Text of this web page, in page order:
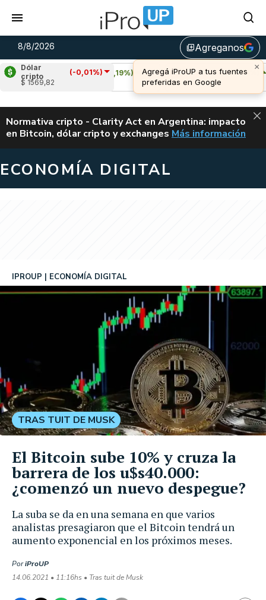
8/8/2026 library_addAgreganos
Dólar
cripto
(-0,01%)
$ 1569,82
Cardano (0,19%)
u$s 0,20
Avalanche
(1,98%)
u$s 6,53
ALERTA
Normativa cripto - Clarity Act en Argentina: impacto
en Bitcoin, dólar cripto y exchanges CLARITY ACT EN
Más información
ECONOMÍA DIGITAL
La suba se da en una semana en que varios
analistas presagiaron que el Bitcoin tendrá un
aumento exponencial en los próximos meses.
IPROUP ECONOMÍA DIGITAL
PoriProUP
14.06.2021 • 11:16hs • Tras tuit de Musk
TRAS TUIT DE MUSK
El Bitcoin sube 10% y cruza la
barrera de los u$s40.000:
¿comenzó un nuevo despegue?